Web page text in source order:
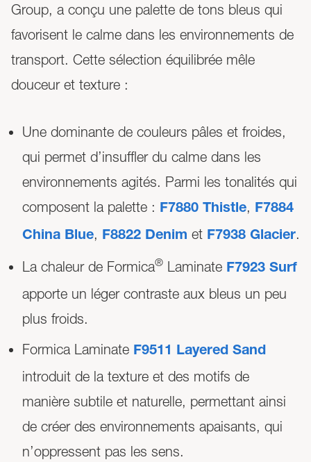
Group, a conçu une palette de tons bleus qui
favorisent le calme dans les environnements de
transport. Cette sélection équilibrée mêle
douceur et texture :
Une dominante de couleurs pâles et froides,
qui permet d’insuffler du calme dans les
environnements agités. Parmi les tonalités qui
composent la palette : F7880 Thistle, F7884
China Blue, F8822 Denim et F7938 Glacier.
La chaleur de Formica® Laminate F7923 Surf
apporte un léger contraste aux bleus un peu
plus froids.
Formica Laminate F9511 Layered Sand
introduit de la texture et des motifs de
manière subtile et naturelle, permettant ainsi
de créer des environnements apaisants, qui
n’oppressent pas les sens.